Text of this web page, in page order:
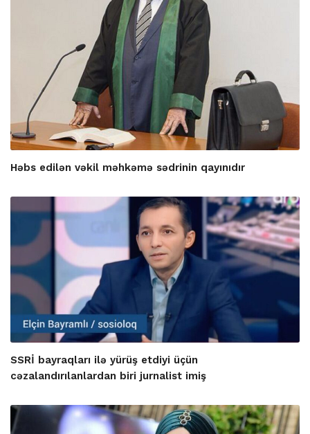
Həbs edilən vəkil məhkəmə sədrinin qayınıdır
SSRİ bayraqları ilə yürüş etdiyi üçün
cəzalandırılanlardan biri jurnalist imiş